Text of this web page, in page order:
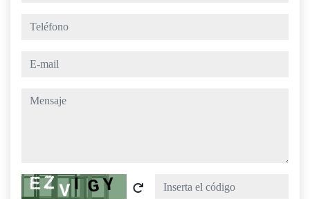
teléfono
e-mail
mensaje
Captcha